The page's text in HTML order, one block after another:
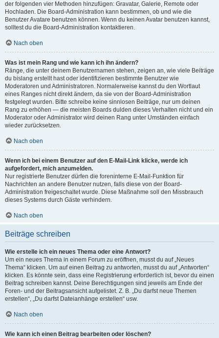
der folgenden vier Methoden hinzufügen: Gravatar, Galerie, Remote oder
Hochladen. Die Board-Administration kann bestimmen, ob und wie die
Benutzer Avatare benutzen können. Wenn du keinen Avatar benutzen kannst,
solltest du die Board-Administration kontaktieren.
Nach oben
Was ist mein Rang und wie kann ich ihn ändern?
Ränge, die unter deinem Benutzernamen stehen, zeigen an, wie viele Beiträge
du bislang erstellt hast oder identifizieren bestimmte Benutzer wie
Moderatoren und Administratoren. Normalerweise kannst du den Wortlaut
eines Ranges nicht direkt ändern, da sie von der Board-Administration
festgelegt wurden. Bitte schreibe keine sinnlosen Beiträge, nur um deinen
Rang zu erhöhen — die meisten Boards dulden dieses Verhalten nicht und ein
Moderator oder Administrator wird deinen Rang unter Umständen einfach
wieder zurücksetzen.
Nach oben
Wenn ich bei einem Benutzer auf den E-Mail-Link klicke, werde ich
aufgefordert, mich anzumelden.
Nur registrierte Benutzer dürfen die foreninterne E-Mail-Funktion für
Nachrichten an andere Benutzer nutzen, falls diese von der Board-
Administration freigeschaltet wurde. Diese Maßnahme soll den Missbrauch
dieses Systems durch Gäste verhindern.
Nach oben
Beiträge schreiben
Wie erstelle ich ein neues Thema oder eine Antwort?
Um ein neues Thema in einem Forum zu eröffnen, musst du auf „Neues
Thema“ klicken. Um auf einen Beitrag zu antworten, musst du auf „Antworten“
klicken. Es könnte sein, dass eine Registrierung erforderlich ist, bevor du einen
Beitrag schreiben kannst. Deine Berechtigungen sind jeweils am Ende der
Foren- und der Beitragsansicht aufgelistet. Z. B. „Du darfst neue Themen
erstellen“, „Du darfst Dateianhänge erstellen“ usw.
Nach oben
Wie kann ich einen Beitrag bearbeiten oder löschen?